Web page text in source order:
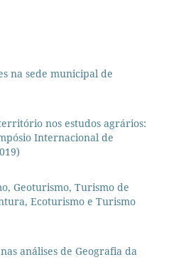
na sede municipal de
nos estudos agrários:
Internacional de
Geoturismo, Turismo de
Ecoturismo e Turismo
análises de Geografia da